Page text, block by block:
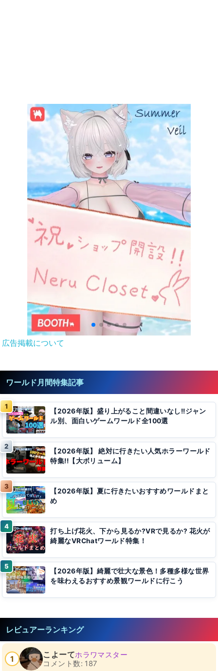
広告掲載について
ワールド月間特集記事
【2026年版】盛り上がること間違いなし!!ジャン
ル別、面白いゲームワールド全100選
【2026年版】 絶対に行きたい人気ホラーワールド
特集!!【大ボリューム】
【2026年版】夏に行きたいおすすめワールドまと
め
打ち上げ花火、下から見るか?VRで見るか? 花火が
綺麗なVRChatワールド特集！
【2026年版】綺麗で壮大な景色！多種多様な世界
を味わえるおすすめ景観ワールドに行こう
レビュアーランキング
1 こよーてホラワマスター
コメント数: 187